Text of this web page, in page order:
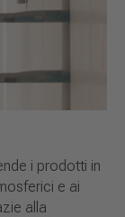
i prodotti in
e ai
alla